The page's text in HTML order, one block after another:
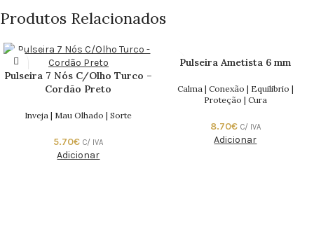
Produtos Relacionados
Pulseira 7 Nós C/Olho Turco –
Cordão Preto
Inveja | Mau Olhado | Sorte
5.70€ C/ IVA
Adicionar
Pulseira Ametista 6 mm
Calma | Conexão | Equilibrio |
Proteção | Cura
8.70€ C/ IVA
Adicionar